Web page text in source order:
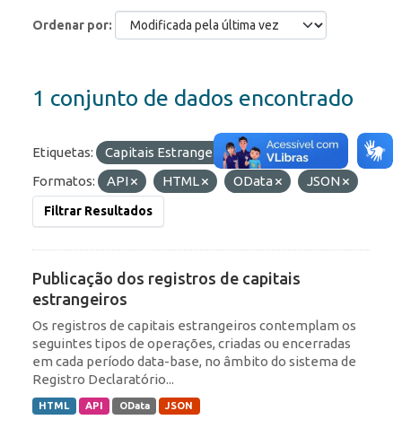
Ordenar por
1 conjunto de dados encontrado
Etiquetas: Capitais Estrangeiros
ROF
Formatos:
API HTML OData JSON
Filtrar Resultados
Publicação dos registros de capitais
estrangeiros
Os registros de capitais estrangeiros contemplam os
seguintes tipos de operações, criadas ou encerradas
em cada período data-base, no âmbito do sistema de
Registro Declaratório...
HTML API OData JSON